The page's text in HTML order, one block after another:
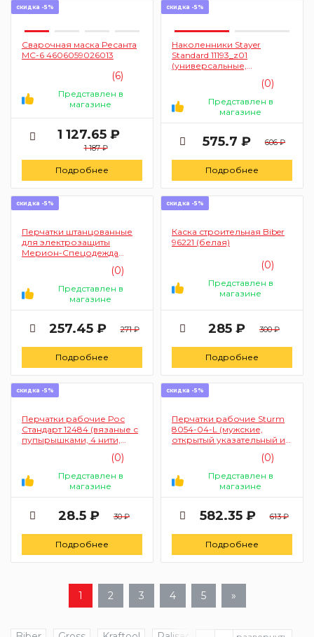
скидка -5%
Сварочная маска Ресанта
МС-6 4606059026013
(6)
Представлен в
магазине
1 127.65 ₽
1 187 ₽
Подробнее
скидка -5%
Наколенники Stayer
Standard 11193_z01
(универсальные,
(0)
Представлен в
магазине
575.7 ₽ 606 ₽
Подробнее
скидка -5%
Перчатки штанцованные
для электрозащиты
Мерион-Спецодежда
(0)
Представлен в
магазине
257.45 ₽ 271 ₽
Подробнее
скидка -5%
Каска строительная Biber
96221 (белая)
(0)
Представлен в
магазине
285 ₽ 300 ₽
Подробнее
скидка -5%
Перчатки рабочие Рос
Стандарт 12484 (вязаные с
пупырышками, 4 нити,
(0)
Представлен в
магазине
28.5 ₽ 30 ₽
Подробнее
скидка -5%
Перчатки рабочие Sturm
8054-04-L (мужские,
открытый указательный и
алькантара, запястье на
липучке, размер L)
(0)
Представлен в
магазине
582.35 ₽ 613 ₽
Подробнее
1 2 3 4 5 »